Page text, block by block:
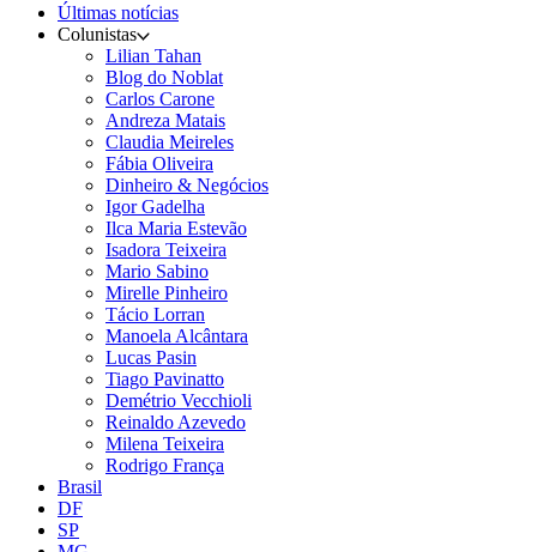
Últimas notícias
Colunistas
Lilian Tahan
Blog do Noblat
Carlos Carone
Andreza Matais
Claudia Meireles
Fábia Oliveira
Dinheiro & Negócios
Igor Gadelha
Ilca Maria Estevão
Isadora Teixeira
Mario Sabino
Mirelle Pinheiro
Tácio Lorran
Manoela Alcântara
Lucas Pasin
Tiago Pavinatto
Demétrio Vecchioli
Reinaldo Azevedo
Milena Teixeira
Rodrigo França
Brasil
DF
SP